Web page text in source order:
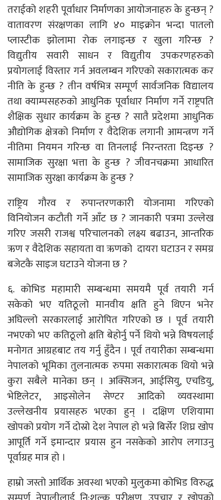
तराईको शहरी पूर्वाधार निर्माणका आयोजनाहरु के हुन्छन् ?
वातावरण संरक्षणका लागि ४० माइक्रोन भन्दा पातलो
प्लास्टीक झोलामा रोक लगाइन्छ र खुला गरिन्छ ?
विद्युतीय सवारी साधन र विद्युतीय उपकरणहरुको
प्रयोगलाई विस्तार गर्न अवलम्बन गरिएको सकारात्मक कर
नीति के हुन्छ ? तीन वर्षभित्र सम्पूर्ण सार्वजनिक विद्यालय
तथा क्याम्पसहरुको आधुनिक पूर्वाधार निर्माण गर्ने राष्ट्रपति
शैक्षिक सुधार कार्यक्रम के हुन्छ ? सातै प्रदेशमा आधुनिक
औद्योगिक क्षेत्रको निर्माण र वैदेशिक लगानी आमन्त्रण गर्ने
नीतिमा नियमन गरिन्छ वा तिनलाई निरन्तरता दिइन्छ ?
सामाजिक सुरक्षा भत्ता के हुन्छ ? जीवनचक्रमा आधारित
सामाजिक सुरक्षा कार्यक्रम के हुन्छ ?
राष्ट्रिय गौरव र रुपान्तरणकारी योजनामा गरिएको
विनियोजन कटौती गर्ने आँट छ ? जानकारी पत्रमा उल्लेख
गरिए जसरी राजश्व परिचालनको लक्ष्य बढाउन, आन्तरिक
ऋण र वैदेशिक सहायता वा ऋणको दायरा घटाउन र समग्र
बजेटकै साइज घटाउने योजना छ ?
६. कोभिड महामारी सम्बन्धमा समयमै पूर्व तयारी गर्न
सकेको भए यतिठूलो मानवीय क्षति हुने थिएन भनेर
अघिल्लो सरकारलाई आरोपित गरिएको छ । पूर्व तयारी
नभएको भए कतिठूलो क्षति बेहोर्नु पर्ने थियो भन्ने विषयलाई
मनोगत आग्रहबाट तय गर्नु हुँदैन । पूर्व तयारीका सम्बन्धमा
नेपालको भूमिका तुलनात्मक रुपमा सकारात्मक थियो भन्ने
कुरा सबैले मानेका छन् । अक्सिजन, आईसियु, एचडियु,
भेष्टिलेटर, आइसोलेन सेण्टर आदिको व्यवस्थामा
उल्लेखनीय प्रयासहरु भएका हुन् । दक्षिण एशियामा
खोपको प्रयोग गर्ने दोस्रो देश नेपाल हो भन्ने बिर्सेर शिघ्र खोप
आपूर्ति गर्ने इमान्दार प्रयास हुन नसकेको आरोप लगाउनु
पूर्वाग्रह मात्र हो ।
हाम्रो जस्तो आर्थिक अवस्था भएको मुलुकमा कोभिड विरुद्ध